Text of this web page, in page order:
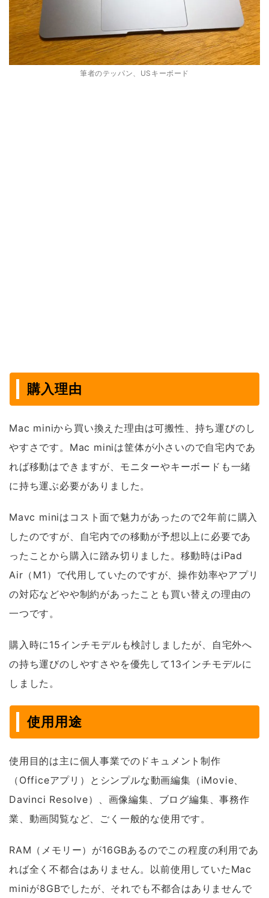
筆者のテッパン、USキーボード
購入理由
Mac miniから買い換えた理由は可搬性、持ち運びのし
やすさです。Mac miniは筐体が小さいので自宅内であ
れば移動はできますが、モニターやキーボードも一緒
に持ち運ぶ必要がありました。
Mavc miniはコスト面で魅力があったので2年前に購入
したのですが、自宅内での移動が予想以上に必要であ
ったことから購入に踏み切りました。移動時はiPad
Air（M1）で代用していたのですが、操作効率やアプリ
の対応などやや制約があったことも買い替えの理由の
一つです。
購入時に15インチモデルも検討しましたが、自宅外へ
の持ち運びのしやすさやを優先して13インチモデルに
しました。
使用用途
使用目的は主に個人事業でのドキュメント制作
（Officeアプリ）とシンプルな動画編集（iMovie、
Davinci Resolve）、画像編集、ブログ編集、事務作
業、動画閲覧など、ごく一般的な使用です。
RAM（メモリー）が16GBあるのでこの程度の利用であ
れば全く不都合はありません。以前使用していたMac
miniが8GBでしたが、それでも不都合はありませんで